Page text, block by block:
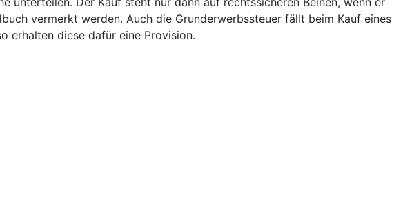
vermerkt werden. Auch die Grunderwerbssteuer fällt beim Kauf eines
erhalten diese dafür eine Provision.